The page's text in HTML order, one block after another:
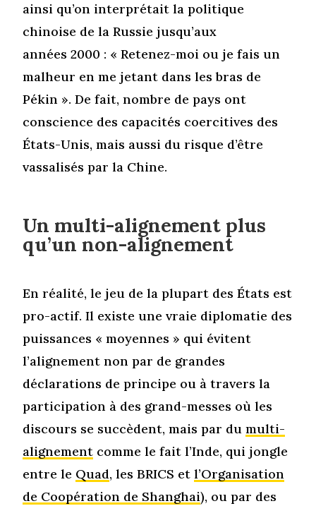
ainsi qu’on interprétait la politique
chinoise de la Russie jusqu’aux
années 2000 : « Retenez-moi ou je fais un
malheur en me jetant dans les bras de
Pékin ». De fait, nombre de pays ont
conscience des capacités coercitives des
États-Unis, mais aussi du risque d’être
vassalisés par la Chine.
Un multi-alignement plus
qu’un non-alignement
En réalité, le jeu de la plupart des États est
pro-actif. Il existe une vraie diplomatie des
puissances « moyennes » qui évitent
l’alignement non par de grandes
déclarations de principe ou à travers la
participation à des grand-messes où les
discours se succèdent, mais par dumulti-
alignement comme le fait l’Inde, qui jongle
entre le Quad, les BRICS etl’Organisation
de Coopération de Shanghai), ou par des